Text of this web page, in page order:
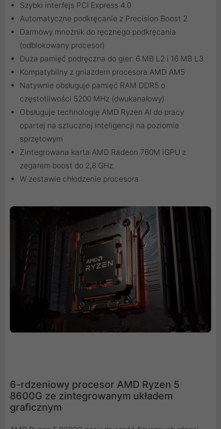
Szybki interfejs PCI Express 4.0
Automatyczne podkręcanie z Precision Boost 2
Darmowy mnożnik do ręcznego podkręcania
(odblokowany procesor)
Duża pamięć podręczna do gier: 6 MB L2 i 16 MB L3
Kompatybilny z gniazdem procesora AMD AM5
Natywnie obsługuje pamięć RAM DDR5 o
częstotliwości 5200 MHz (dwukanałowy)
Obsługuje technologię AMD Ryzen AI do pracy
opartej na sztucznej inteligencji na poziomie
sprzętowym
Zintegrowana karta AMD Radeon 760M iGPU z
zegarem boost do 2,8 GHz
W zestawie chłodzenie procesora
6-rdzeniowy procesor AMD Ryzen 5
8600G ze zintegrowanym układem
graficznym